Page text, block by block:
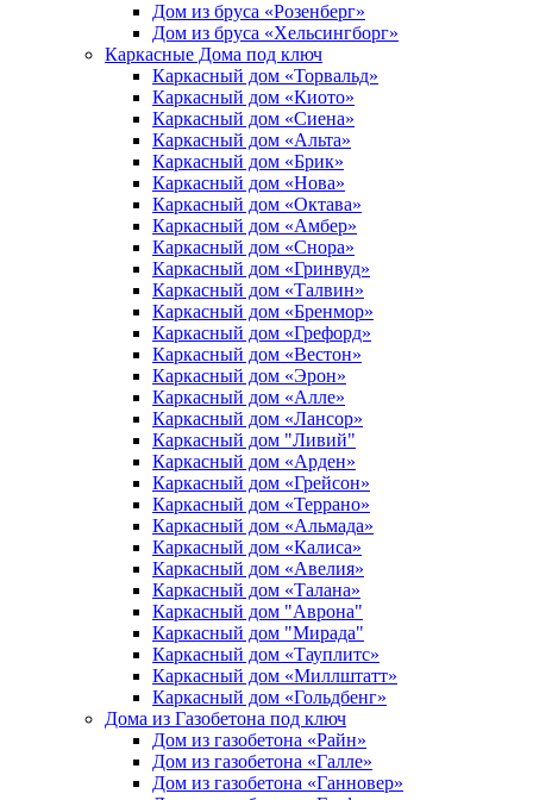
Дом из бруса «Розенберг»
Дом из бруса «Хельсингборг»
Каркасные Дома под ключ
Каркасный дом «Торвальд»
Каркасный дом «Киото»
Каркасный дом «Сиена»
Каркасный дом «Альта»
Каркасный дом «Брик»
Каркасный дом «Нова»
Каркасный дом «Октава»
Каркасный дом «Амбер»
Каркасный дом «Снора»
Каркасный дом «Гринвуд»
Каркасный дом «Талвин»
Каркасный дом «Бренмор»
Каркасный дом «Грефорд»
Каркасный дом «Вестон»
Каркасный дом «Эрон»
Каркасный дом «Алле»
Каркасный дом «Лансор»
Каркасный дом "Ливий"
Каркасный дом «Арден»
Каркасный дом «Грейсон»
Каркасный дом «Террано»
Каркасный дом «Альмада»
Каркасный дом «Калиса»
Каркасный дом «Авелия»
Каркасный дом «Талана»
Каркасный дом "Аврона"
Каркасный дом "Мирада"
Каркасный дом «Тауплитс»
Каркасный дом «Миллштатт»
Каркасный дом «Гольдбенг»
Дома из Газобетона под ключ
Дом из газобетона «Райн»
Дом из газобетона «Галле»
Дом из газобетона «Ганновер»